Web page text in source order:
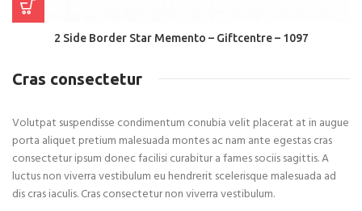
2 Side Border Star Memento – Giftcentre – 1097
Cras consectetur
Volutpat suspendisse condimentum conubia velit placerat at in augue
porta aliquet pretium malesuada montes ac nam ante egestas cras
consectetur ipsum donec facilisi curabitur a fames sociis sagittis. A
luctus non viverra vestibulum eu hendrerit scelerisque malesuada ad
dis cras iaculis. Cras consectetur non viverra vestibulum.